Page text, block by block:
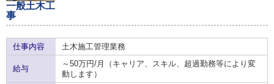
一般土木工
事
仕事内容 土木施工管理業務
給与
～50万円/月（キャリア、スキル、超過勤務等により変
動します）